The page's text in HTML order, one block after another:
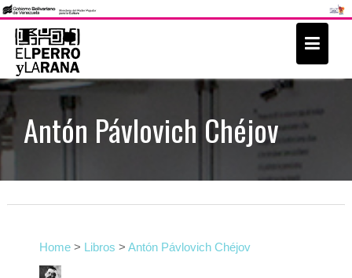
p
o
c
Antón Pávlovich Chéjov
Home> Libros > Antón Pávlovich Chéjov